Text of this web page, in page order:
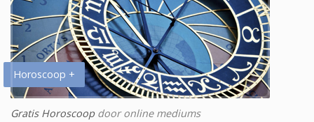
Horoscoop +
Gratis Horoscoopdoor online mediums